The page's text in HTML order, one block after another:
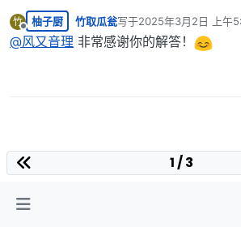
竹
离线
柚子厨 竹取瓜瓮写于2025年3月2日 上午
最后由 编辑
@风又音理 非常感谢你的解答！
1 / 3